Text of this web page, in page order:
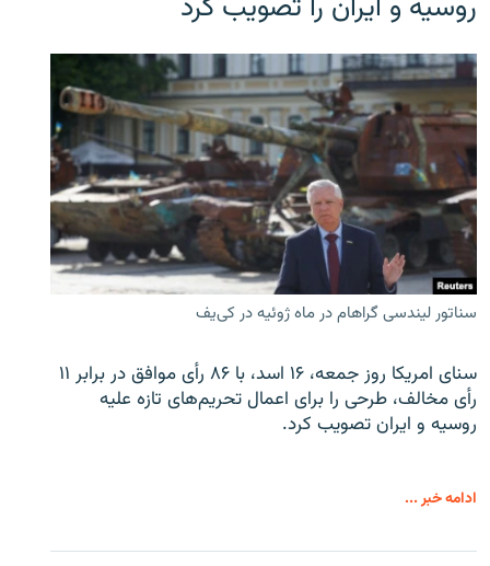
سناتور لیندسی گراهام در ماه ژوئیه در کی‌یف
سنای امریکا روز جمعه، ۱۶ اسد، با ۸۶ رأی موافق در برابر ۱۱
رأی مخالف، طرحی را برای اعمال تحریم‌های تازه علیه
روسیه و ایران تصویب کرد.
ادامه خبر ...